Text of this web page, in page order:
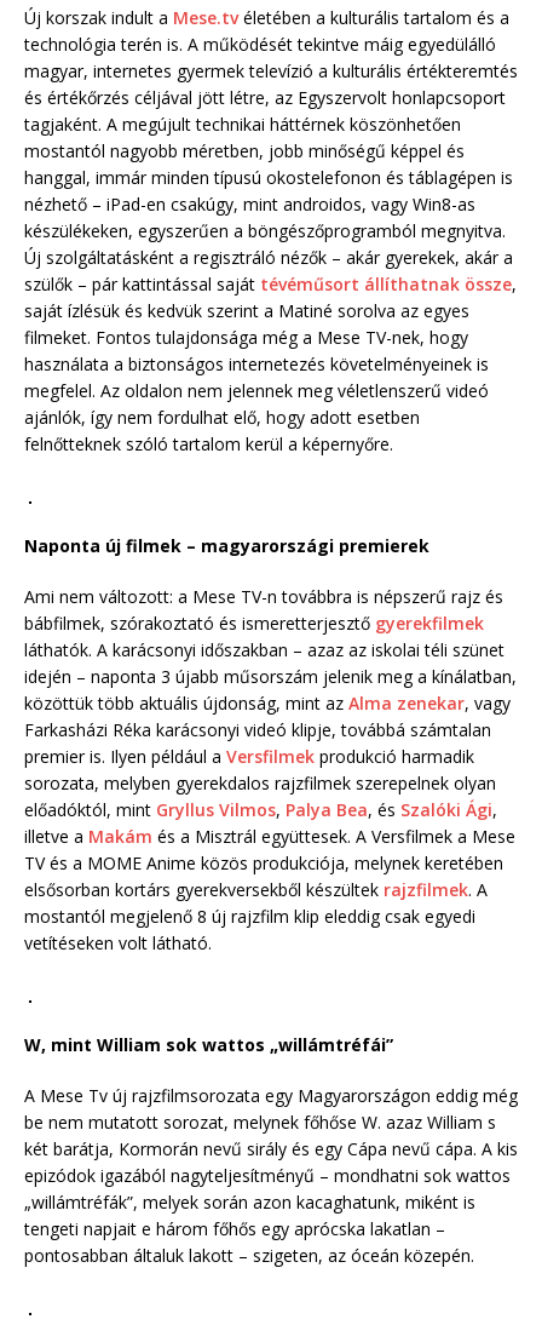
Új korszak indult a Mese.tvéletében a kulturális tartalom és a
technológia terén is. A működését tekintve máig egyedülálló
magyar, internetes gyermek televízió a kulturális értékteremtés
és értékőrzés céljával jött létre, az Egyszervolt honlapcsoport
tagjaként. A megújult technikai háttérnek köszönhetően
mostantól nagyobb méretben, jobb minőségű képpel és
hanggal, immár minden típusú okostelefonon és táblagépen is
nézhető – iPad-en csakúgy, mint androidos, vagy Win8-as
készülékeken, egyszerűen a böngészőprogramból megnyitva.
Új szolgáltatásként a regisztráló nézők – akár gyerekek, akár a
szülők – pár kattintással saját tévéműsort állíthatnak össze,
saját ízlésük és kedvük szerint a Matiné sorolva az egyes
filmeket. Fontos tulajdonsága még a Mese TV-nek, hogy
használata a biztonságos internetezés követelményeinek is
megfelel. Az oldalon nem jelennek meg véletlenszerű videó
ajánlók, így nem fordulhat elő, hogy adott esetben
felnőtteknek szóló tartalom kerül a képernyőre.
Naponta új filmek – magyarországi premierek
Ami nem változott: a Mese TV-n továbbra is népszerű rajz és
bábfilmek, szórakoztató és ismeretterjesztő gyerekfilmek
láthatók. A karácsonyi időszakban – azaz az iskolai téli szünet
idején – naponta 3 újabb műsorszám jelenik meg a kínálatban,
közöttük több aktuális újdonság, mint az Alma zenekar, vagy
Farkasházi Réka karácsonyi videó klipje, továbbá számtalan
premier is. Ilyen például a Versfilmek produkció harmadik
sorozata, melyben gyerekdalos rajzfilmek szerepelnek olyan
előadóktól, mint Gryllus Vilmos, Palya Bea, és Szalóki Ági,
illetve a Makám és a Misztrál együttesek. A Versfilmek a Mese
TV és a MOME Anime közös produkciója, melynek keretében
elsősorban kortárs gyerekversekből készültek rajzfilmek. A
mostantól megjelenő 8 új rajzfilm klip eleddig csak egyedi
vetítéseken volt látható.
W, mint William sok wattos „willámtréfái”
A Mese Tv új rajzfilmsorozata egy Magyarországon eddig még
be nem mutatott sorozat, melynek főhőse W. azaz William s
két barátja, Kormorán nevű sirály és egy Cápa nevű cápa. A kis
epizódok igazából nagyteljesítményű – mondhatni sok wattos
„willámtréfák”, melyek során azon kacaghatunk, miként is
tengeti napjait e három főhős egy aprócska lakatlan –
pontosabban általuk lakott – szigeten, az óceán közepén.